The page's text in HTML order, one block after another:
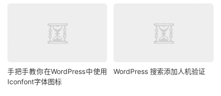
手把手教你在WordPress中使用
Iconfont字体图标
WordPress 搜索添加人机验证